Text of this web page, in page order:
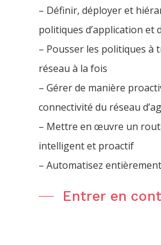
– Définir, déployer et
politiques d’application et
– Pousser les politiques à
réseau à la fois
– Gérer de manière
connectivité du réseau
– Mettre en œuvre un
intelligent et proactif
– Automatisez
Entrer en